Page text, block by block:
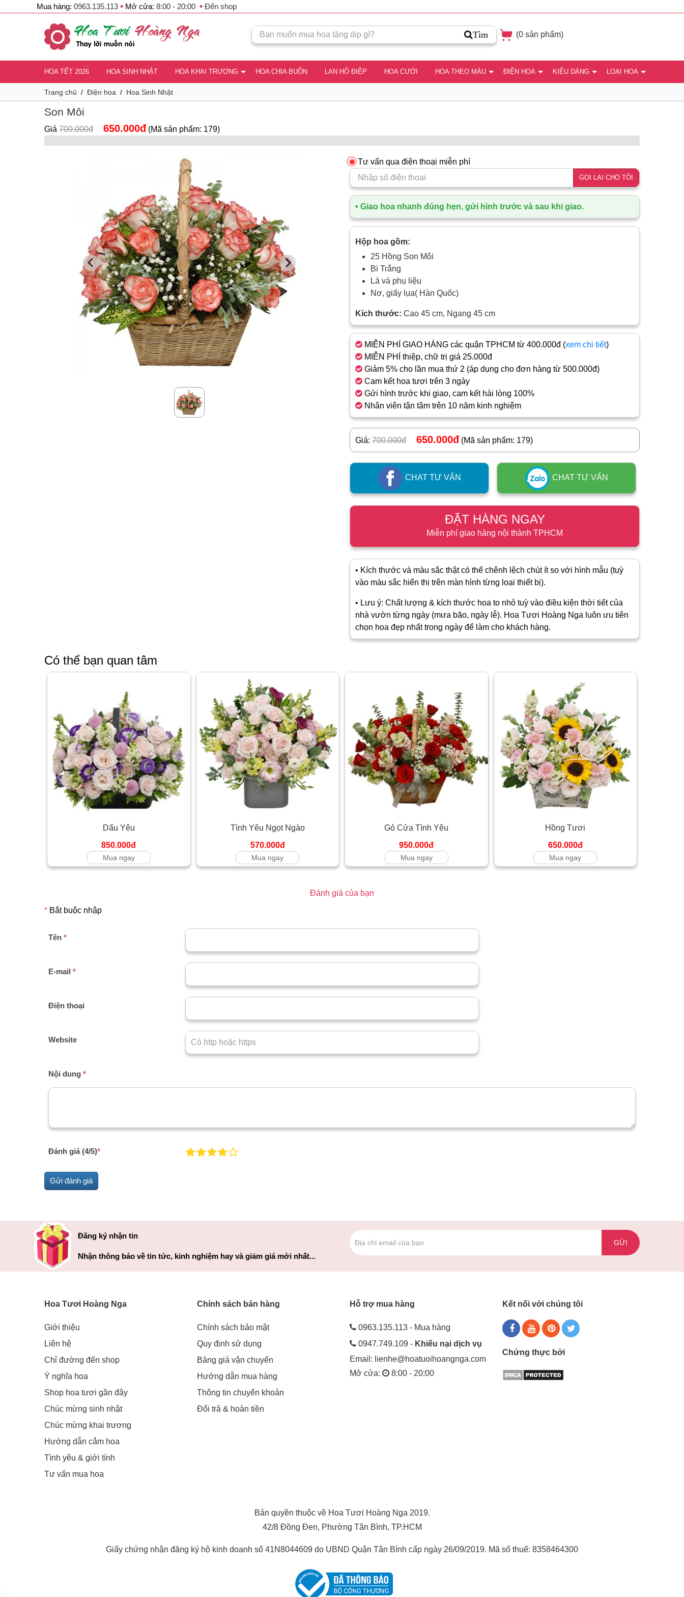
Mua hàng: 0963.135.113 • Mở cửa: 8:00 - 20:00 • Đến shop
Tìm (0 sản phẩm)
HOA TẾT 2026 HOA SINH NHẬT HOA KHAI TRƯƠNG HOA CHIA BUỒN LAN HỒ ĐIỆP HOA CƯỚI HOA THEO MÀU ĐIỆN HOA KIỂU DÁNG LOẠI HOA
Trang chủ / Điện hoa / Hoa Sinh Nhật
Son Môi
Giá 700.000đ 650.000đ (Mã sản phẩm: 179)
Tư vấn qua điện thoại miễn phí
GỌI LẠI CHO TÔI
• Giao hoa nhanh đúng hẹn, gửi hình trước và sau khi giao.
Hộp hoa gồm:
25 Hồng Son Môi
Bi Trắng
Lá và phụ liệu
Nơ, giấy lụa( Hàn Quốc)
Kích thước: Cao 45 cm, Ngang 45 cm
MIỄN PHÍ GIAO HÀNG các quận TPHCM từ 400.000đ (xem chi tiết)
MIỄN PHÍ thiệp, chữ trị giá 25.000đ
Giảm 5% cho lần mua thứ 2 (áp dụng cho đơn hàng từ 500.000đ)
Cam kết hoa tươi trên 3 ngày
Gửi hình trước khi giao, cam kết hài lòng 100%
Nhân viên tận tâm trên 10 năm kinh nghiệm
Giá: 700.000đ 650.000đ (Mã sản phẩm: 179)
CHAT TƯ VẤN CHAT TƯ VẤN
ĐẶT HÀNG NGAY
Miễn phí giao hàng nội thành TPHCM
• Kích thước và màu sắc thật có thể chênh lệch chút ít so với hình mẫu (tuỳ
vào màu sắc hiển thị trên màn hình từng loại thiết bị).
• Lưu ý: Chất lượng & kích thước hoa to nhỏ tuỳ vào điều kiện thời tiết của
nhà vườn từng ngày (mưa bão, ngày lễ). Hoa Tươi Hoàng Nga luôn ưu tiên
chọn hoa đẹp nhất trong ngày để làm cho khách hàng.
Có thể bạn quan tâm
Dấu Yêu
850.000đ
Mua ngay
Tình Yêu Ngọt Ngào
570.000đ
Mua ngay
Gỏ Cửa Tình Yêu
950.000đ
Mua ngay
Hồng Tươi
650.000đ
Mua ngay
Đánh giá của bạn
* Bắt buộc nhập
Tên *
E-mail *
Điện thoại
Website
Nội dung *
Đánh giá (4/5)*
Đăng ký nhận tin
Nhận thông báo về tin tức, kinh nghiệm hay và giảm giá mới nhất...
GỬI
Hoa Tươi Hoàng Nga
Giới thiệu
Liên hệ
Chỉ đường đến shop
Ý nghĩa hoa
Shop hoa tươi gần đây
Chúc mừng sinh nhật
Chúc mừng khai trương
Hướng dẫn cắm hoa
Tình yêu & giới tính
Tư vấn mua hoa
Chính sách bán hàng
Chính sách bảo mật
Quy định sử dụng
Bảng giá vận chuyển
Hướng dẫn mua hàng
Thông tin chuyển khoản
Đổi trả & hoàn tiền
Hỗ trợ mua hàng
0963.135.113 - Mua hàng
0947.749.109 - Khiếu nại dịch vụ
Email: lienhe@hoatuoihoangnga.com
Mở cửa:
8:00 - 20:00
Kết nối với chúng tôi
Chứng thực bởi
Bản quyền thuộc về Hoa Tươi Hoàng Nga 2019.
42/8 Đồng Đen, Phường Tân Bình, TP.HCM
Giấy chứng nhận đăng ký hộ kinh doanh số 41N8044609 do UBND Quận Tân Bình cấp ngày 26/09/2019. Mã số thuế: 8358464300